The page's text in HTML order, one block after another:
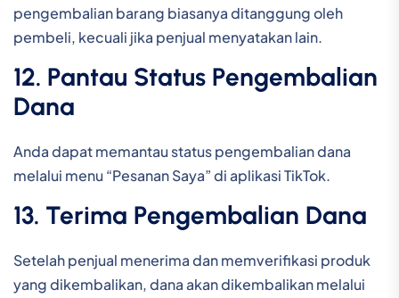
pengembalian barang biasanya ditanggung oleh
pembeli, kecuali jika penjual menyatakan lain.
12. Pantau Status Pengembalian
Dana
Anda dapat memantau status pengembalian dana
melalui menu “Pesanan Saya” di aplikasi TikTok.
13. Terima Pengembalian Dana
Setelah penjual menerima dan memverifikasi produk
yang dikembalikan, dana akan dikembalikan melalui